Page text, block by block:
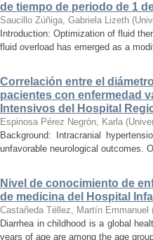
de tiempo de periodo de 1
Saucillo Zúñiga, Gabriela Lizeth (
Introduction: Optimization of fluid
fluid overload has emerged as a
Correlación entre el
pacientes con enfermedad
Intensivos del Hospital
Espinosa Pérez Negrón, Karla (
Background: Intracranial
unfavorable neurological outcomes.
Nivel de conocimiento de
de medicina del Hospital
Castañeda Téllez, Martín Emmanuel
Diarrhea in childhood is a global
years of age are among the age